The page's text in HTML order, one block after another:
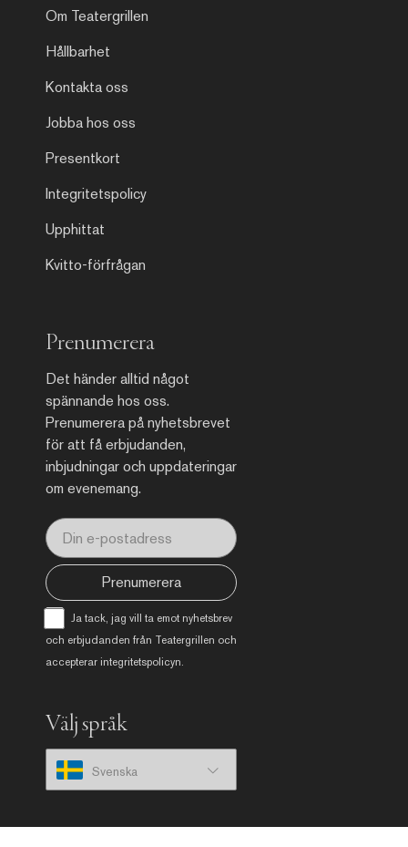
Om Teatergrillen
Hållbarhet
Kontakta oss
Jobba hos oss
Presentkort
Integritetspolicy
Upphittat
Kvitto-förfrågan
Prenumerera
Det händer alltid något
spännande hos oss.
Prenumerera på nyhetsbrevet
för att få erbjudanden,
inbjudningar och uppdateringar
om evenemang.
Ja tack, jag vill ta emot nyhetsbrev
och erbjudanden från Teatergrillen och
accepterar integritetspolicyn
Prenumerera
Välj språk
Svenska